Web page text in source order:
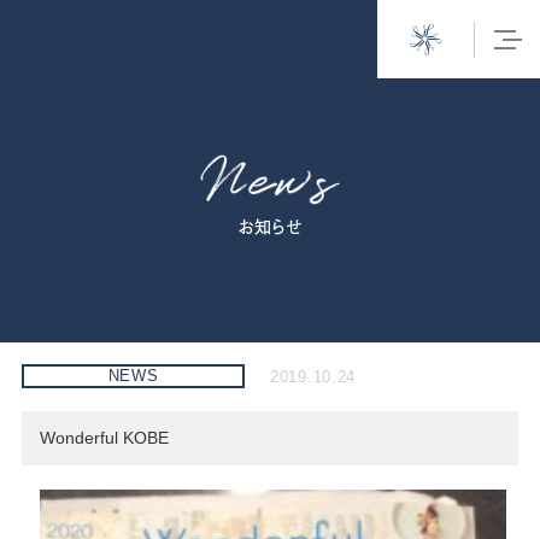
お知らせ
NEWS 2019.10.24
Wonderful KOBE